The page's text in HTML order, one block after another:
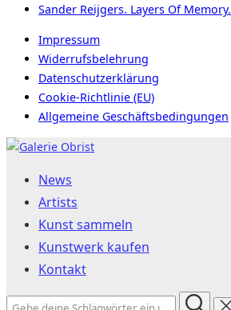
Sander Reijgers. Layers Of Memory.
Impressum
Widerrufsbelehrung
Datenschutzerklärung
Cookie-Richtlinie (EU)
Allgemeine Geschäftsbedingungen
Zum
springenNews
Artists
Kunst sammeln
Kunstwerk kaufen
Kontakt
Suchen